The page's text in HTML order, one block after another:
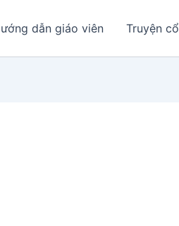
dẫn giáo viên Truyện